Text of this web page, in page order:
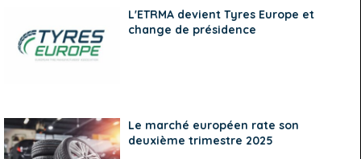
L'ETRMA devient Tyres Europe et
change de présidence
Le marché européen rate son
deuxième trimestre 2025